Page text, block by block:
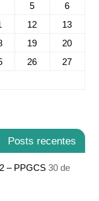
5
6
12
13
19
20
26
27
Posts recentes
– PPGCS 30 de